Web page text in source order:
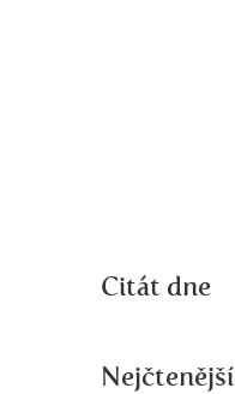
Citát dne
Nejčtenější